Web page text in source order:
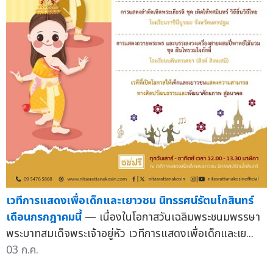
เวทีการแสดงเพื่อเด็กและเยาวชน นิทรรศน์รัตนโกสินทร์
เดือนกรกฎาคมนี้ — เนื่องในโอกาสวันเฉลิมพระชนมพรรษา
พระบาทสมเด็จพระเจ้าอยู่หัว เวทีการแสดงเพื่อเด็กและเย...
03 ก.ค.